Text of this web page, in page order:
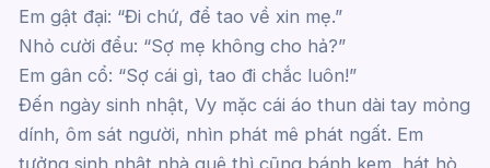
Em gật đại: “Đi chứ, để tao về xin mẹ.”
Nhỏ cười đểu: “Sợ mẹ không cho hả?”
Em gân cổ: “Sợ cái gì, tao đi chắc luôn!”
Đến ngày sinh nhật, Vy mặc cái áo thun dài tay mỏng
dính, ôm sát người, nhìn phát mê phát ngất. Em